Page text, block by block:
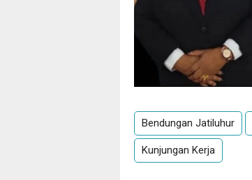
Bendungan Jatiluhur
Kunjungan Kerja